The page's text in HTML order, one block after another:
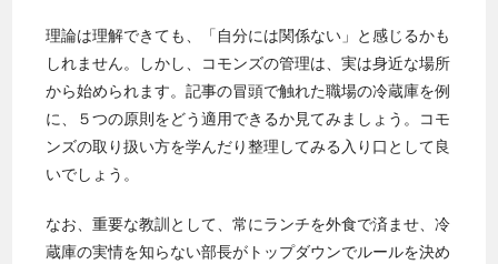
理論は理解できても、「自分には関係ない」と感じるかも
しれません。しかし、コモンズの管理は、実は身近な場所
から始められます。記事の冒頭で触れた職場の冷蔵庫を例
に、５つの原則をどう適用できるか見てみましょう。コモ
ンズの取り扱い方を学んだり整理してみる入り口として良
いでしょう。
なお、重要な教訓として、常にランチを外食で済ませ、冷
蔵庫の実情を知らない部長がトップダウンでルールを決め